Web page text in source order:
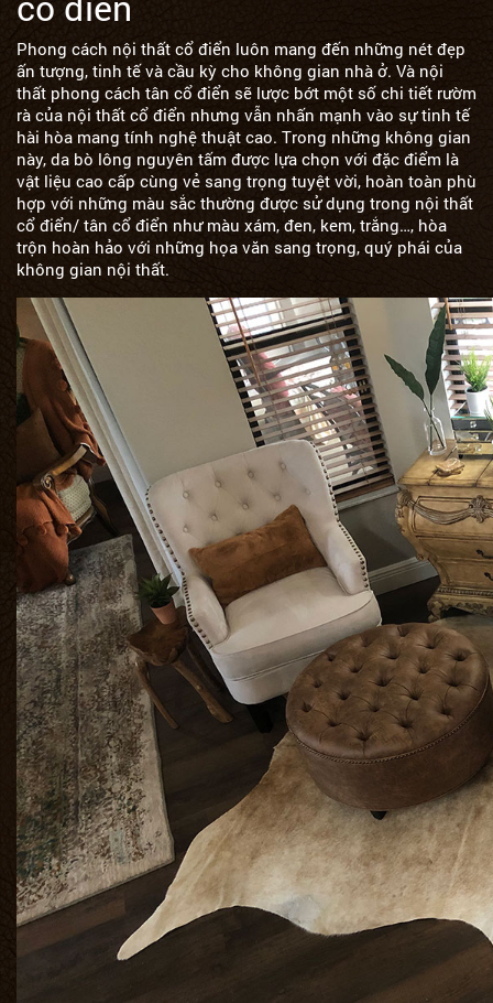
Phong cách nội thất cổ điển luôn mang đến những nét đẹp
ấn tượng, tinh tế và cầu kỳ cho không gian nhà ở. Và nội
thất phong cách tân cổ điển sẽ lược bớt một số chi tiết rườm
rà của nội thất cổ điển nhưng vẫn nhấn mạnh vào sự tinh tế
hài hòa mang tính nghệ thuật cao. Trong những không gian
này, da bò lông nguyên tấm được lựa chọn với đặc điểm là
vật liệu cao cấp cùng vẻ sang trọng tuyệt vời, hoàn toàn phù
hợp với những màu sắc thường được sử dụng trong nội thất
cổ điển/ tân cổ điển như màu xám, đen, kem, trắng…, hòa
trộn hoàn hảo với những họa văn sang trọng, quý phái của
không gian nội thất.